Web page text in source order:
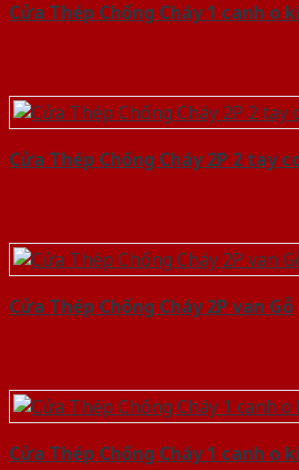
Cửa Thép Chống Cháy 1 canh
Cửa Thép Chống Cháy 2P 2 tay
Cửa Thép Chống Cháy 2P van Gỗ
Cửa Thép Chống Cháy 1 canh